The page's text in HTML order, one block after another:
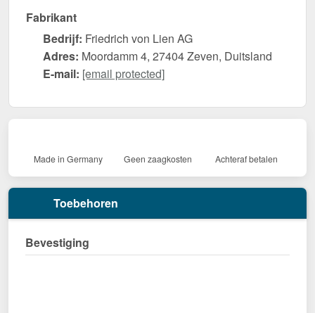
Fabrikant
Bedrijf: Friedrich von Lien AG
Adres: Moordamm 4, 27404 Zeven, Duitsland
E-mail: [email protected]
Made in Germany Geen zaagkosten Achteraf betalen
Toebehoren
Bevestiging